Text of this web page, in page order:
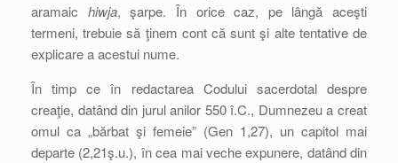
aramaic hiwja, şarpe. În orice caz, pe lângă aceşti
termeni, trebuie să ţinem cont că sunt şi alte tentative de
explicare a acestui nume.
În timp ce în redactarea Codului sacerdotal despre
creaţie, datând din jurul anilor 550 î.C., Dumnezeu a creat
omul ca „bărbat şi femeie” (Gen 1,27), un capitol mai
departe (2,21ş.u.), în cea mai veche expunere, datând din